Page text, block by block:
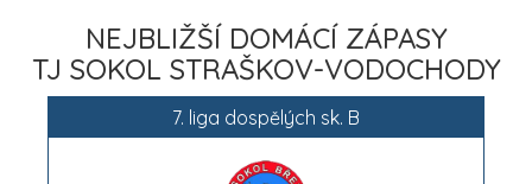
NEJBLIŽŠÍ DOMÁCÍ ZÁPASY
TJ SOKOL STRAŠKOV-VODOCHODY
7. liga dospělých sk. B